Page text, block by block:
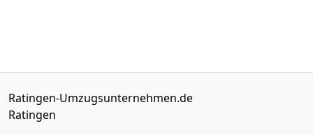
Ratingen-Umzugsunternehmen.de
Ratingen